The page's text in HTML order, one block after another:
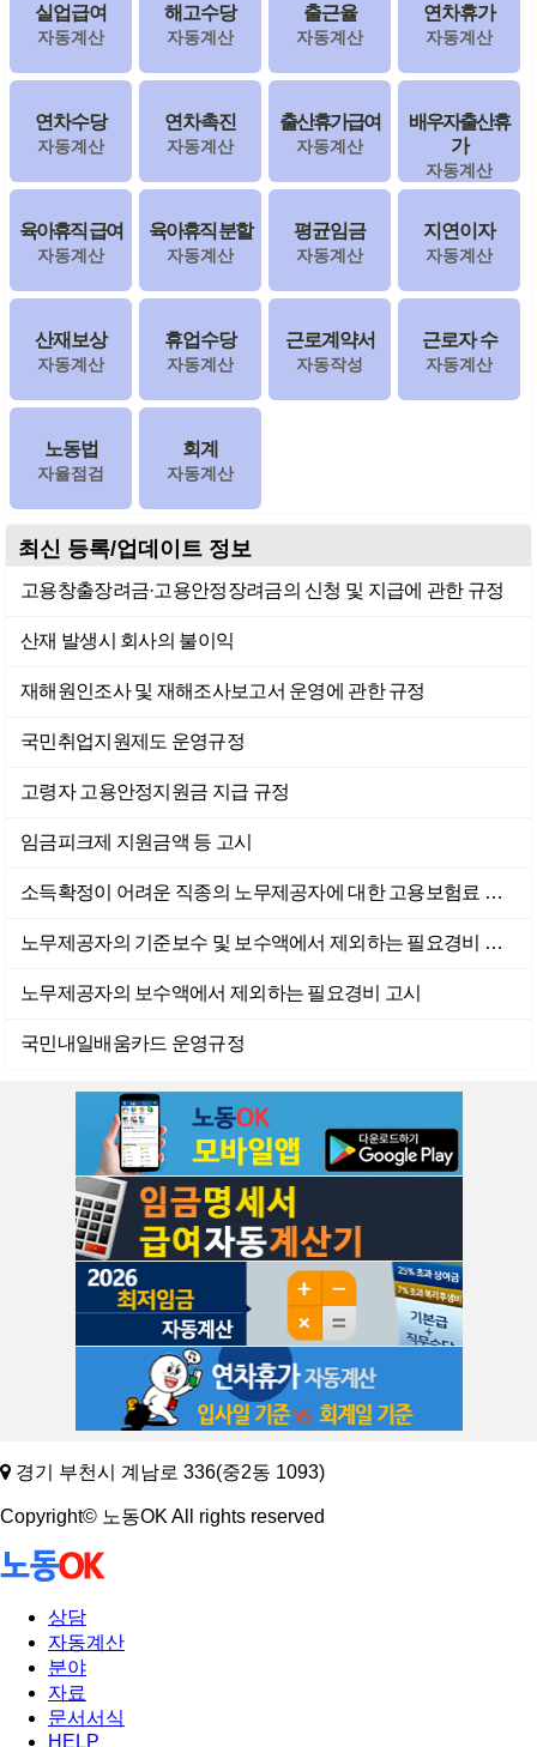
실업급여
자동계산
해고수당
자동계산
출근율
자동계산
연차휴가
자동계산
연차수당
자동계산
연차촉진
자동계산
출산휴가급여
자동계산
배우자출산휴
가
자동계산
육아휴직 급여
자동계산
육아휴직 분할
자동계산
평균임금
자동계산
지연이자
자동계산
산재보상
자동계산
휴업수당
자동계산
근로계약서
자동작성
근로자 수
자동계산
노동법
자율점검
회계
자동계산
최신 등록/업데이트 정보
고용창출장려금·고용안정장려금의 신청 및 지급에 관한 규정
산재 발생시 회사의 불이익
재해원인조사 및 재해조사보고서 운영에 관한 규정
국민취업지원제도 운영규정
고령자 고용안정지원금 지급 규정
임금피크제 지원금액 등 고시
소득확정이 어려운 직종의 노무제공자에 대한 고용보험료 산정의 기초가 되는 보수액 및 기초일액 고시
노무제공자의 기준보수 및 보수액에서 제외하는 필요경비 고시
노무제공자의 보수액에서 제외하는 필요경비 고시
국민내일배움카드 운영규정
경기 부천시 계남로 336(중2동 1093)
Copyright© 노동OK All rights reserved
상담
자동계산
분야
자료
문서서식
HELP